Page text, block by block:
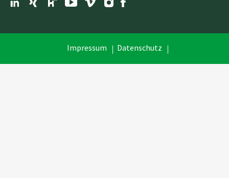
Navigation
Impressum Datenschutz